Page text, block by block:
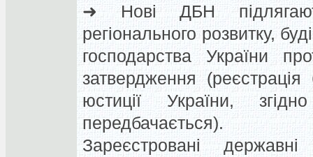
➜Нові ДБН
регіонального розвитку,
господарства України
затвердження (реєстрація
юстиції України,
передбачається).
Зареєстровані